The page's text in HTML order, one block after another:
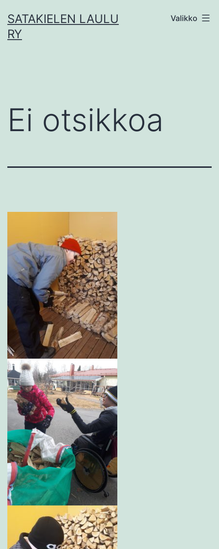
sisältöön
SATAKIELEN LAULU
RY
Valikko
Ei otsikkoa